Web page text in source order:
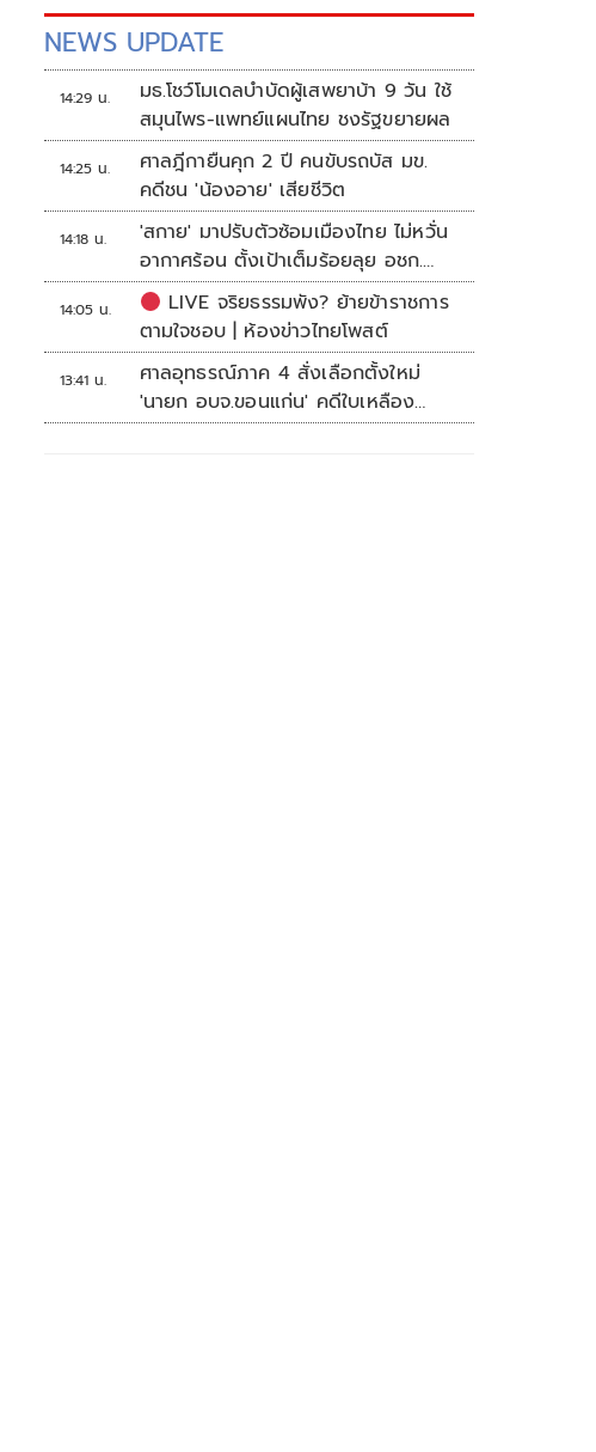
NEWS UPDATE
14:29 น.
มธ.โชว์โมเดลบำบัดผู้เสพยาบ้า 9 วัน ใช้
สมุนไพร-แพทย์แผนไทย ชงรัฐขยายผล
14:25 น.
ศาลฎีกายืนคุก 2 ปี คนขับรถบัส มข.
คดีชน 'น้องอาย' เสียชีวิต
14:18 น.
'สกาย' มาปรับตัวซ้อมเมืองไทย ไม่หวั่น
อากาศร้อน ตั้งเป้าเต็มร้อยลุย อชก.
2026
14:05 น.
LIVE จริยธรรมพัง? ย้ายข้าราชการ
ตามใจชอบ | ห้องข่าวไทยโพสต์
13:41 น.
ศาลอุทธรณ์ภาค 4 สั่งเลือกตั้งใหม่
'นายก อบจ.ขอนแก่น' คดีใบเหลือง
'วัฒนา ช่างเหลา'